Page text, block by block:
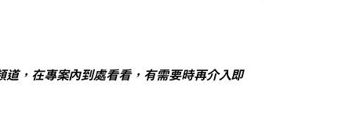
，在專案內到處看看，有需要時再介入即